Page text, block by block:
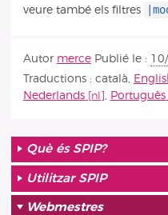
veure també els filtres
Autor merce Publié le :
Traductions : català,
Nederlands
, Português
Què és SPIP?
Utilitzar SPIP
Webmestres